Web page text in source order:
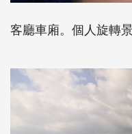
客廳車廂。個人旋轉